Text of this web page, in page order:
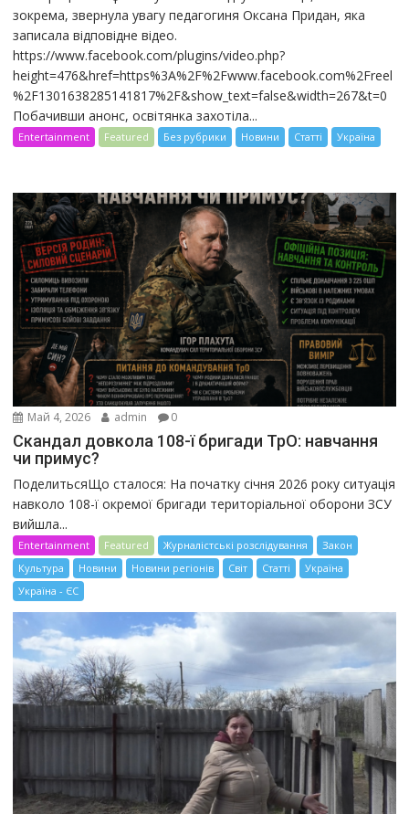
зокрема, звернула увагу педагогиня Оксана Придан, яка
записала відповідне відео.
https://www.facebook.com/plugins/video.php?
height=476&href=https%3A%2F%2Fwww.facebook.com%2Freel
%2F1301638285141817%2F&show_text=false&width=267&t=0
Побачивши анонс, освітянка захотіла...
Entertainment Featured Без рубрики Новини Статті Україна
Май 4, 2026 admin 0
Скандал довкола 108-ї бригади ТрО: навчання
чи примус?
ПоделитьсяЩо сталося: На початку січня 2026 року ситуація
навколо 108-ї окремої бригади територіальної оборони ЗСУ
вийшла...
Entertainment Featured Журналістські розслідування
Закон
Культура
Новини Новини регіонів Світ Статті
Україна
Україна - ЄС